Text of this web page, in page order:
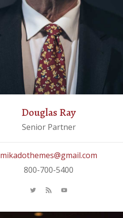
Douglas Ray
Senior Partner
mikadothemes@gmail.com
800-700-5400